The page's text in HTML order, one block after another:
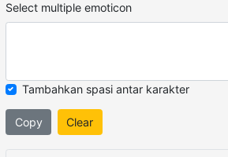
Select multiple emoticon
Tambahkan spasi antar karakter
Copy Clear